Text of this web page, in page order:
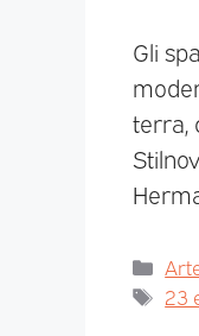
Gli
terra,
23